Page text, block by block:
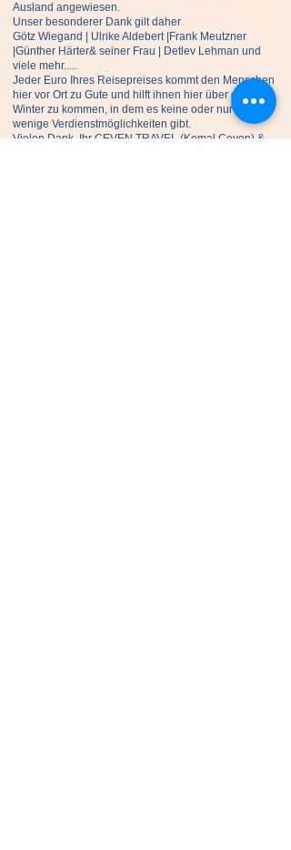
Ausland angewiesen.
Unser besonderer Dank gilt daher
Götz Wiegand | Ulrike Aldebert |Frank Meutzner
|Günther Härter& seiner Frau | Detlev Lehman und
viele mehr.....
Jeder Euro Ihres Reisepreises kommt den Menschen
hier vor Ort zu Gute und hilft ihnen hier über den
Winter zu kommen, in dem es keine oder nur sehr
wenige Verdienstmöglichkeiten gibt.
Vielen Dank. Ihr CEVEN TRAVEL (Kemal Ceven) &